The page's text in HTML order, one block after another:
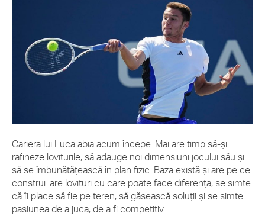
Cariera lui Luca abia acum începe. Mai are timp să-și
rafineze loviturile, să adauge noi dimensiuni jocului său și
să se îmbunătățească în plan fizic. Baza există și are pe ce
construi: are lovituri cu care poate face diferența, se simte
că îi place să fie pe teren, să găsească soluții și se simte
pasiunea de a juca, de a fi competitiv.